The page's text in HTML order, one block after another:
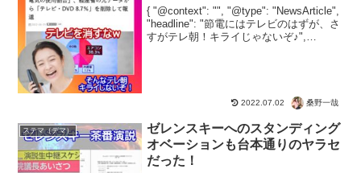
{ "@context": "", "@type": "NewsArticle",
"headline": "節電にはテレビのはずが、さ
すがテレ朝！キライじゃないぞ♪",
2022.07.02 桑野一哉
ステマ（デマ）
ゼレンスキーへのスタンディング
オベーションも台本通りのヤラセ
だった！